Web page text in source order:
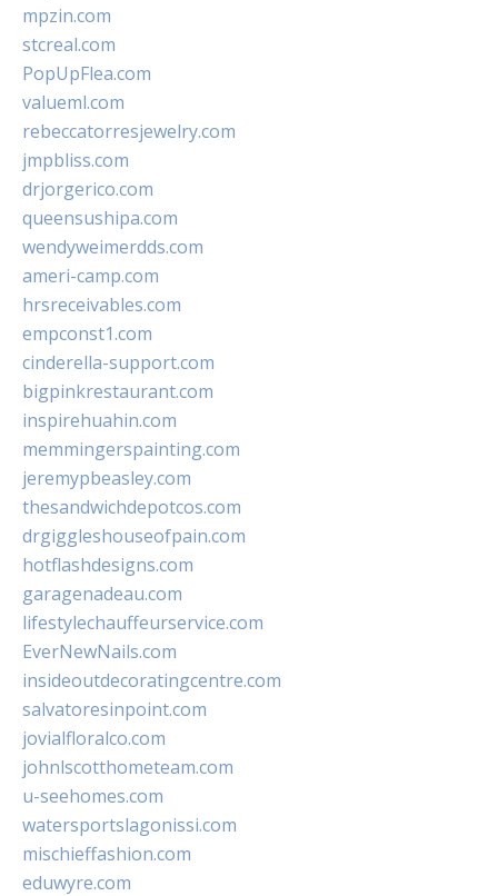
mpzin.com
stcreal.com
PopUpFlea.com
valueml.com
rebeccatorresjewelry.com
jmpbliss.com
drjorgerico.com
queensushipa.com
wendyweimerdds.com
ameri-camp.com
hrsreceivables.com
empconst1.com
cinderella-support.com
bigpinkrestaurant.com
inspirehuahin.com
memmingerspainting.com
jeremypbeasley.com
thesandwichdepotcos.com
drgiggleshouseofpain.com
hotflashdesigns.com
garagenadeau.com
lifestylechauffeurservice.com
EverNewNails.com
insideoutdecoratingcentre.com
salvatoresinpoint.com
jovialfloralco.com
johnlscotthometeam.com
u-seehomes.com
watersportslagonissi.com
mischieffashion.com
eduwyre.com